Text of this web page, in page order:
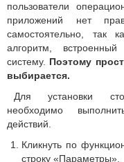
пользователи
приложений нет
самостоятельно, так
алгоритм,
систему. Поэтому
выбирается.
Для установки
необходимо
действий.
Кликнуть по
строку «Параметры».